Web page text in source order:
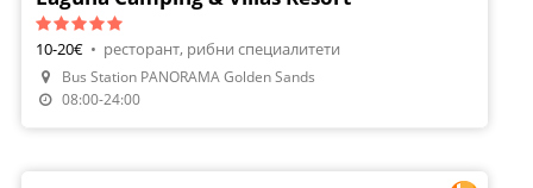
Направи Резервация
10-20€ • ресторант, рибни специалитети
Bus Station PANORAMA Golden Sands
08:00-24:00